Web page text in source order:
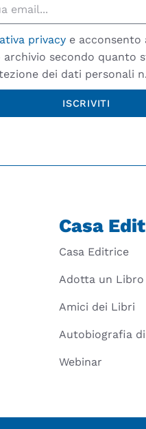
privacy e acconsento
secondo quanto
dei dati personali n.
ISCRIVITI
Casa
Casa Editrice
Adotta un Libro
Amici dei Libri
Autobiografia
Webinar